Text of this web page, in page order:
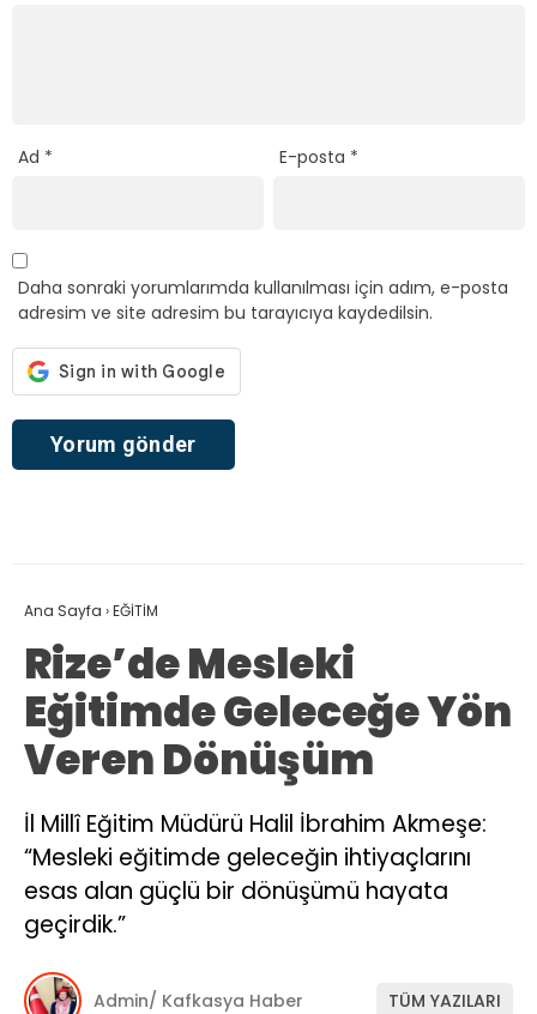
Ad * E-posta *
Daha sonraki yorumlarımda kullanılması için adım, e-posta
adresim ve site adresim bu tarayıcıya kaydedilsin.
Ana Sayfa ›EĞİTİM
Rize’de Mesleki
Eğitimde Geleceğe Yön
Veren Dönüşüm
İl Millî Eğitim Müdürü Halil İbrahim Akmeşe:
“Mesleki eğitimde geleceğin ihtiyaçlarını
esas alan güçlü bir dönüşümü hayata
geçirdik.”
Admin/ Kafkasya Haber TÜM YAZILARI